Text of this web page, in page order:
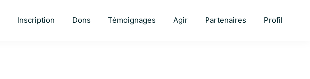
Inscription Dons Témoignages Agir Partenaires Profil